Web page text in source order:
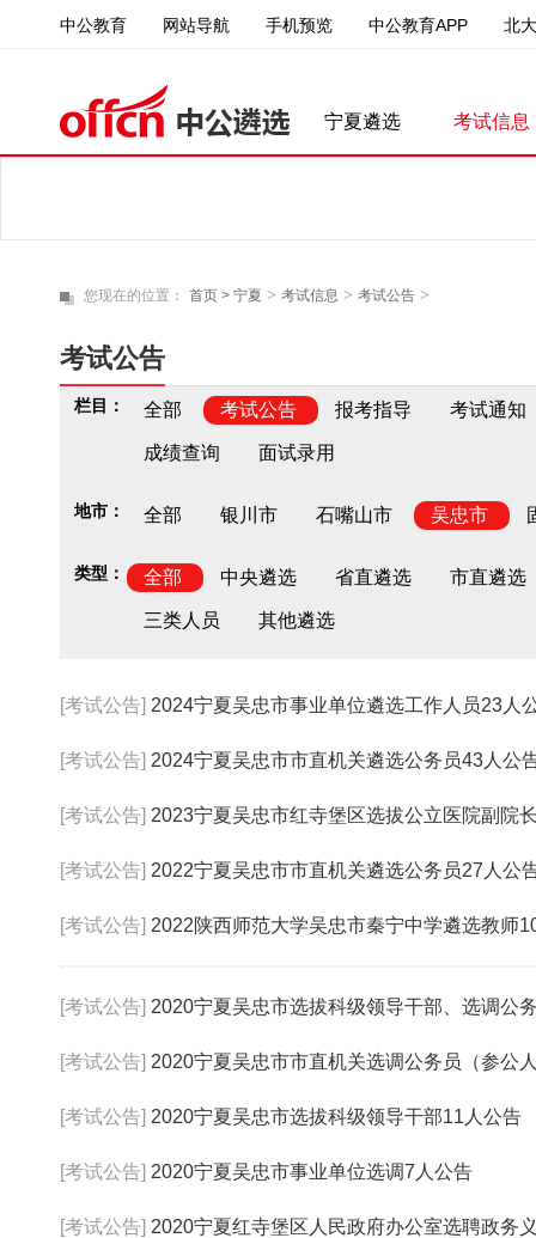
中公教育 网站导航 手机预览 中公教育APP 北
宁夏遴选 考试信息
您现在的位置： 首页 > 宁夏 > 考试信息 > 考试公告 >
考试公告
栏目： 全部 考试公告 报考指导 考试通知
成绩查询 面试录用
地市： 全部 银川市 石嘴山市 吴忠市
类型： 全部 中央遴选 省直遴选 市直遴选
三类人员 其他遴选
[考试公告] 2024宁夏吴忠市事业单位遴选工作人员23人
[考试公告] 2024宁夏吴忠市市直机关遴选公务员43人公
[考试公告] 2023宁夏吴忠市红寺堡区选拔公立医院副院
[考试公告] 2022宁夏吴忠市市直机关遴选公务员27人公
[考试公告] 2022陕西师范大学吴忠市秦宁中学遴选教师
[考试公告] 2020宁夏吴忠市选拔科级领导干部、选调公务员参
[考试公告] 2020宁夏吴忠市市直机关选调公务员（参公
[考试公告] 2020宁夏吴忠市选拔科级领导干部11人公告
[考试公告] 2020宁夏吴忠市事业单位选调7人公告
[考试公告] 2020宁夏红寺堡区人民政府办公室选聘政务